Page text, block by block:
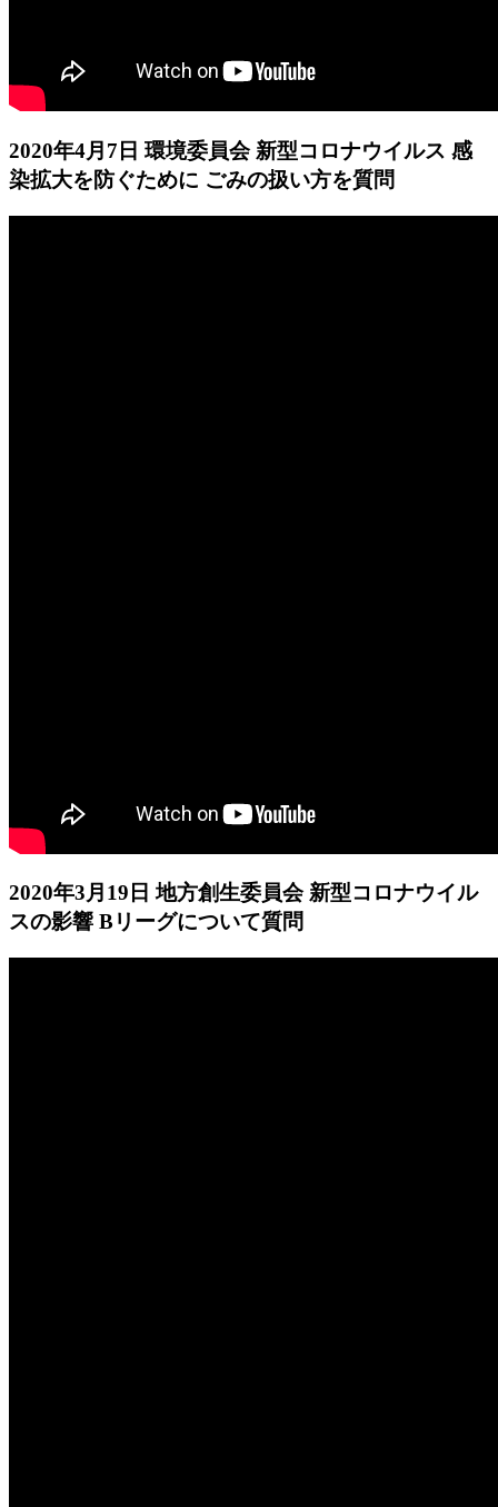
2020年4月7日 環境委員会 新型コロナウイルス 感
染拡大を防ぐために ごみの扱い方を質問
2020年3月19日 地方創生委員会 新型コロナウイル
スの影響 Bリーグについて質問